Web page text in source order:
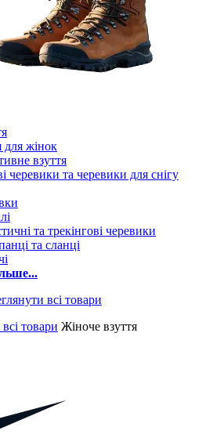
для жінок
взуття
черевики та черевики для снігу
та трекінгові черевики
та сланці
товари Жіноче взуття